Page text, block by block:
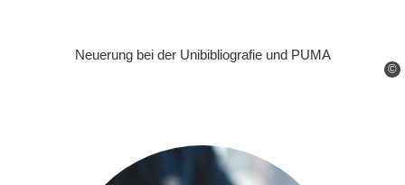
©
Neuerung bei der Unibibliografie und PUMA